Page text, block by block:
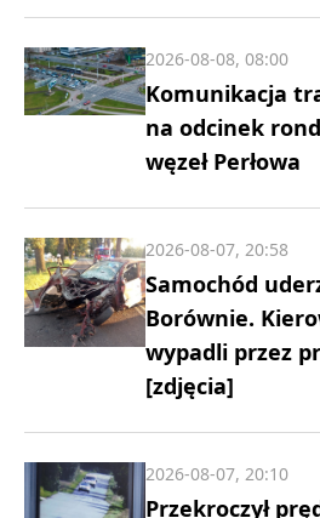
Komunikacja
na odcinek
węzeł Perłowa
2026-08-08, 08:00
Samochód
Borównie.
wypadli przez
[zdjęcia]
2026-08-07, 20:58
Przekroczył
2026-08-07, 20:10